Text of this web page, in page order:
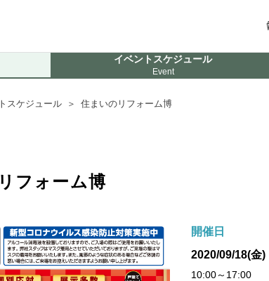
イベントスケジュール
Event
スケジュール ＞ 住まいのリフォーム博
フォーム博
開催日
2020/09/18(金)
10:00～17:00